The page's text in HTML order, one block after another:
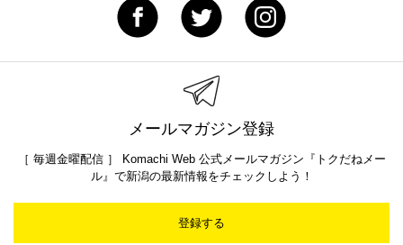
メールマガジン登録
［ 毎週金曜配信 ］ Komachi Web 公式メールマガジン『トクだねメー
ル』で新潟の最新情報をチェックしよう！
登録する